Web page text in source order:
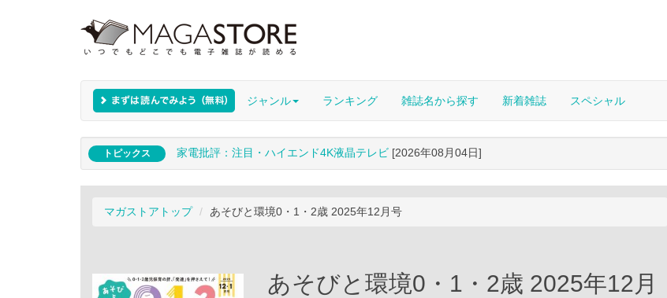
ジャンル ランキング 雑誌名から探す 新着雑誌 スペシャル
トピックス 家電批評：注目・ハイエンド4K液晶テレビ [2026年08月04日]
マガストアトップ あそびと環境0・1・2歳 2025年12月号
あそびと環境0・1・2歳 2025年12月